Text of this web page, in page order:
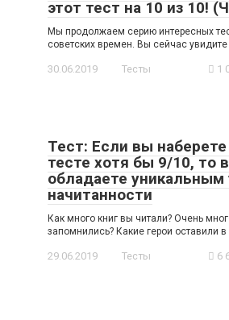
этот тест на 10 из 10!
Мы продолжаем серию интересных
советских времен. Вы сейчас увидите
30.06.2019 Тесты 1
Тест: Если вы
тесте хотя бы 9/10, то
обладаете уникальным
начитанности
Как много книг вы читали? Очень
запомнились? Какие герои оставили в
29.06.2019 Тесты 6